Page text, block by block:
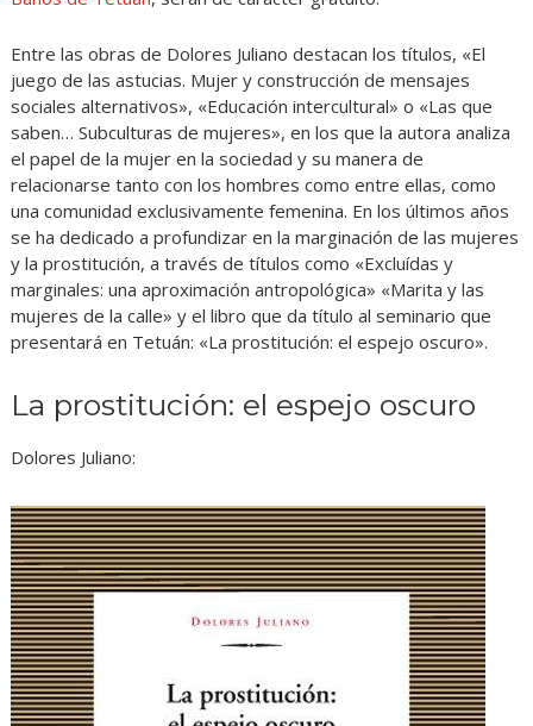
Entre las obras de Dolores Juliano destacan los títulos, «El
juego de las astucias. Mujer y construcción de mensajes
sociales alternativos», «Educación intercultural» o «Las que
saben… Subculturas de mujeres», en los que la autora analiza
el papel de la mujer en la sociedad y su manera de
relacionarse tanto con los hombres como entre ellas, como
una comunidad exclusivamente femenina. En los últimos años
se ha dedicado a profundizar en la marginación de las mujeres
y la prostitución, a través de títulos como «Excluídas y
marginales: una aproximación antropológica» «Marita y las
mujeres de la calle» y el libro que da título al seminario que
presentará en Tetuán: «La prostitución: el espejo oscuro».
La prostitución: el espejo oscuro
Dolores Juliano: